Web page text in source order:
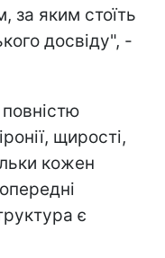
за яким стоїть
досвіду", -
щирості,
кожен
є